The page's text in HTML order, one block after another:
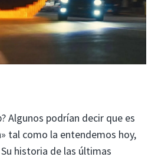
Algunos podrían decir que es
tal como la entendemos hoy,
historia de las últimas